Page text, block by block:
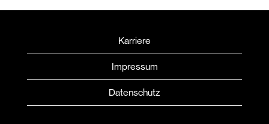
Karriere
Impressum
Datenschutz